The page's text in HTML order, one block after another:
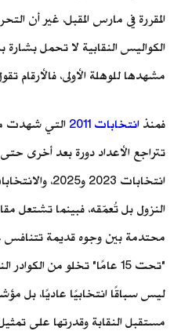
المقررة في مارس المقبل، غير أن
الكواليس النقابية لا تحمل
مشهدها للوهلة الأولى، فالأرقام
فمنذ انتخابات 2011
انتخابات 2023
محتدمة بين وجوه قديمة تتنافس
"تحت 15 عامًا" تخلو من
ليس سباقًا انتخابيًا عاديًا، بل
مستقبل النقابة وقدرتها على